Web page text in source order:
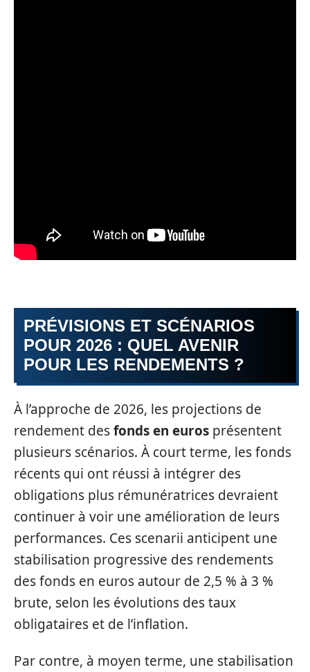
PRÉVISIONS ET SCÉNARIOS
POUR 2026 : QUEL AVENIR
POUR LES RENDEMENTS ?
À l’approche de 2026, les projections de
rendement desfonds en euros présentent
plusieurs scénarios. À court terme, les fonds
récents qui ont réussi à intégrer des
obligations plus rémunératrices devraient
continuer à voir une amélioration de leurs
performances. Ces scenarii anticipent une
stabilisation progressive des rendements
des fonds en euros autour de 2,5 % à 3 %
brute, selon les évolutions des taux
obligataires et de l’inflation.
Par contre, à moyen terme, une stabilisation